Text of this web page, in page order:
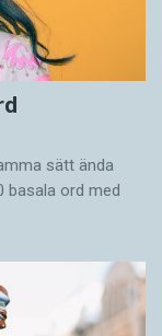
sätt ända
basala ord med